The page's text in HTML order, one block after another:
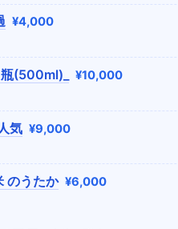
¥4,000
(500ml)_ ¥10,000
気 ¥9,000
のうたか ¥6,000